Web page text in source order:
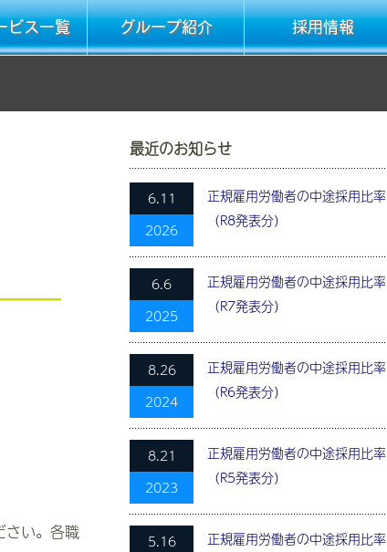
ビス一覧 グループ紹介 採用情報
さい。各職
最近のお知らせ
6.11
2026
正規雇用労働者の中途採用比率
（R8発表分）
6.6
2025
正規雇用労働者の中途採用比率
（R7発表分）
8.26
2024
正規雇用労働者の中途採用比率
（R6発表分）
8.21
2023
正規雇用労働者の中途採用比率
（R5発表分）
5.16
正規雇用労働者の中途採用比率